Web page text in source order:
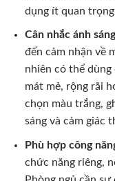
dụng ít quan
Cân nhắc ánh
đến cảm nhận về
nhiên có thể dùng
mát mẻ, rộng rãi
chọn màu trắng,
sáng và cảm giác
Phù hợp công
chức năng riêng,